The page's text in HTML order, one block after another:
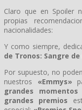
Claro que en Spoiler
propias
nacionalidades:
Y como siempre,
de Tronos: Sangre
Por supuesto, no
nuestros «Emmys»
grandes
grandes premios